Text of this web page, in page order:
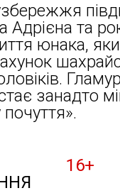
Адрієна та
юнака,
занадто
почуття».
16+